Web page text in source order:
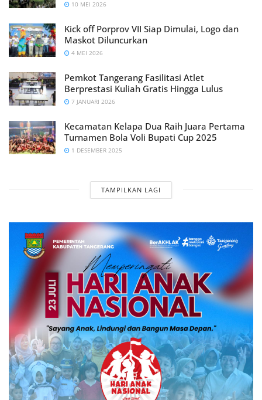
10 MEI 2026
Kick off Porprov VII Siap Dimulai, Logo dan
Maskot Diluncurkan
4 MEI 2026
Pemkot Tangerang Fasilitasi Atlet
Berprestasi Kuliah Gratis Hingga Lulus
7 JANUARI 2026
Kecamatan Kelapa Dua Raih Juara Pertama
Turnamen Bola Voli Bupati Cup 2025
1 DESEMBER 2025
TAMPILKAN LAGI